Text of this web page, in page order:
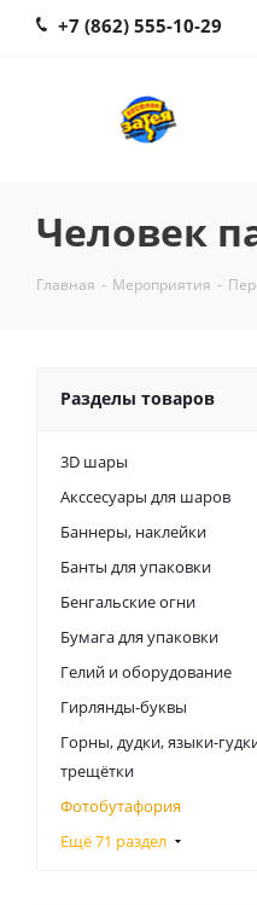
+7 (862) 555-10-29
Человек
Главная - Мероприятия -
Разделы товаров
3D шары
Акссесуары для шаров
Баннеры, наклейки
Банты для упаковки
Бенгальские огни
Бумага для упаковки
Гелий и оборудование
Гирлянды-буквы
Горны, дудки, языки-
трещётки
Фотобутафория
Ещё 71 раздел